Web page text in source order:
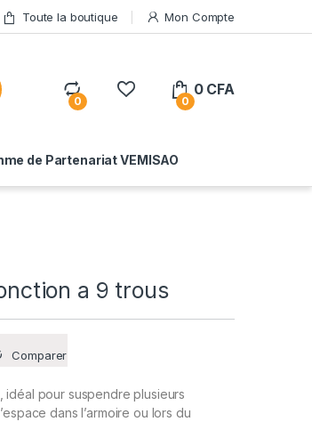
Toute la boutique Mon Compte
0 0
0 CFA
de Partenariat VEMISAO
a 9 trous
Comparer
idéal pour suspendre plusieurs
dans l’armoire ou lors du